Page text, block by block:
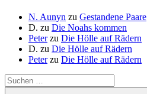
N. Aunyn zu Gestandene Paare
D. zu Die Noahs kommen
Peterzu Die Hölle auf Rädern
D. zu Die Hölle auf Rädern
Peterzu Die Hölle auf Rädern
Suche
nach: